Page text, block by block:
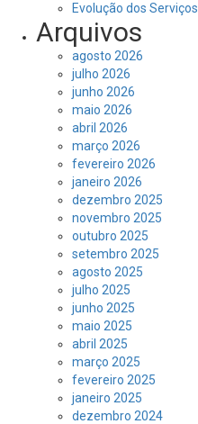
Evolução dos Serviços
Arquivos
agosto 2026
julho 2026
junho 2026
maio 2026
abril 2026
março 2026
fevereiro 2026
janeiro 2026
dezembro 2025
novembro 2025
outubro 2025
setembro 2025
agosto 2025
julho 2025
junho 2025
maio 2025
abril 2025
março 2025
fevereiro 2025
janeiro 2025
dezembro 2024